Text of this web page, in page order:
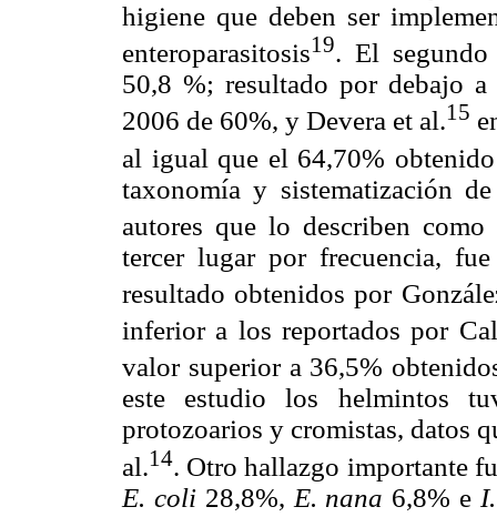
higiene que deben ser
enteroparasitosis19. El
50,8 %; resultado por debajo
2006 de 60%, y Devera et al.15
al igual que el 64,70%
taxonomía y sistematización
autores que lo describen
tercer lugar por frecuencia,
resultado obtenidos por
inferior a los reportados por
valor superior a 36,5%
este estudio los helmintos
protozoarios y cromistas, datos
al.14. Otro hallazgo importante
E. coli 28,8%, E. nana 6,8% e I.